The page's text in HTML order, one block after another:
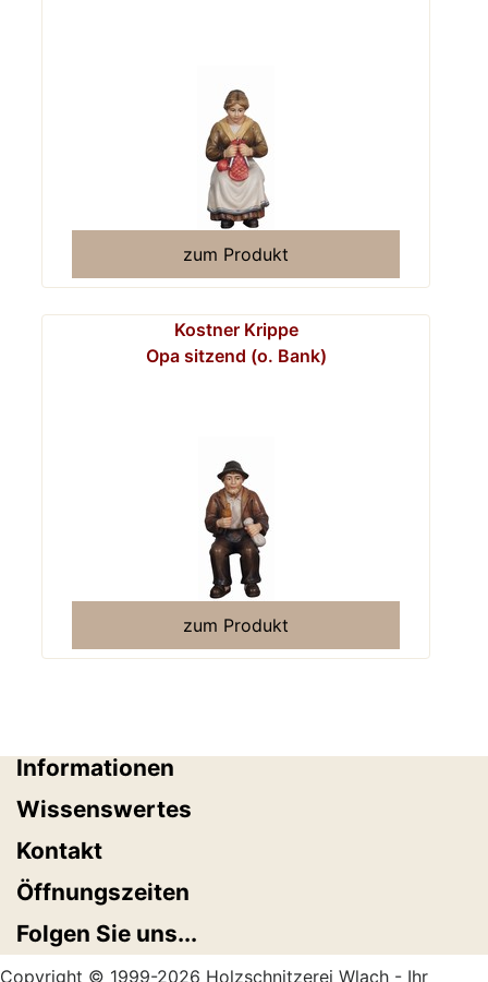
zum Produkt
Kostner Krippe
Opa sitzend (o. Bank)
zum Produkt
Informationen
Wissenswertes
Kontakt
Öffnungszeiten
Folgen Sie uns...
Copyright © 1999-2026 Holzschnitzerei Wlach - Ihr